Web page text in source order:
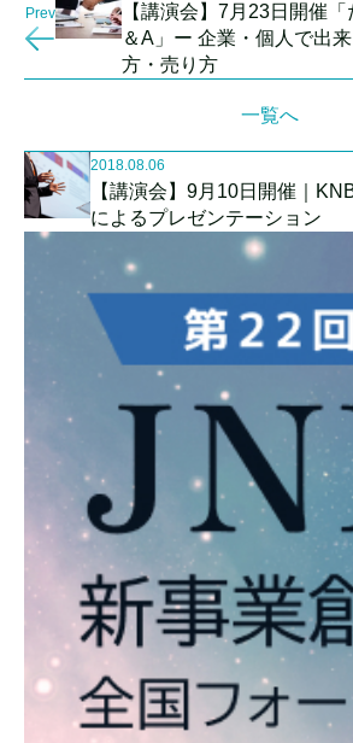
Prev
【講演会】7月23日開催
＆A」ー 企業・個人で出
方・売り方
一覧へ
2018.08.06
【講演会】9月10日開催｜
によるプレゼンテーション